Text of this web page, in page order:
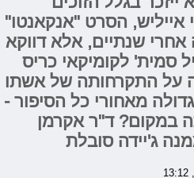
אייליש, הסרט "אנקאנטו"
שנתיים, אלא דווקא
סמית' לקומיקאי כריס
על התקרחותה של אשתו
מאחורי כל הסיפור -
במקום? ד"ר אקרמן
ג'יידה סובלת